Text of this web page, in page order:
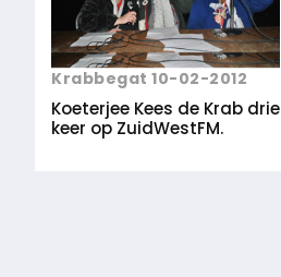
Krabbegat 10-02-2012
Koeterjee Kees de Krab drie
keer op ZuidWestFM.